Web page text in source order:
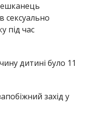
сексуально
під час
дитині було 11
захід у